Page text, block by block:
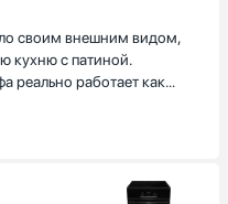
своим внешним видом,
кухню с патиной.
реально работает как
я не могла добиться в
огне без